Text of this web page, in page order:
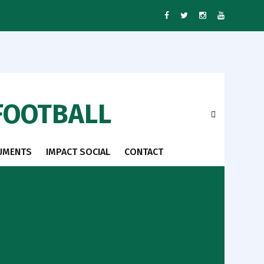
IMPACT SOCIAL CONTACT